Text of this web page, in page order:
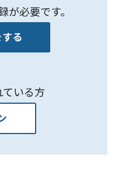
が必要です。
る
ている方